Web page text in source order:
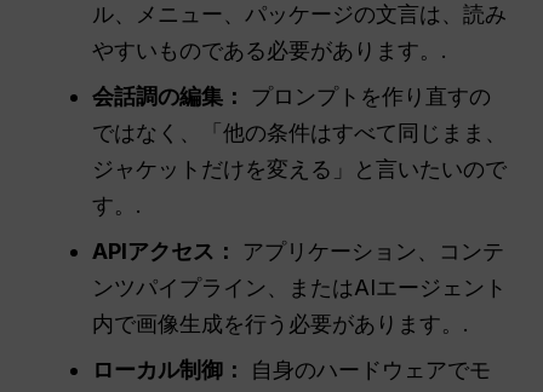
ル、メニュー、パッケージの文言は、読み
やすいものである必要があります。.
会話調の編集：
プロンプトを作り直すの
ではなく、「他の条件はすべて同じまま、
ジャケットだけを変える」と言いたいので
す。.
APIアクセス：
アプリケーション、コンテ
ンツパイプライン、またはAIエージェント
内で画像生成を行う必要があります。.
ローカル制御：
自身のハードウェアでモ